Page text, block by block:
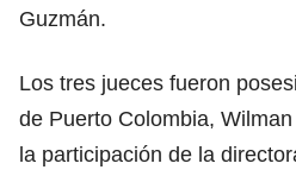
Guzmán.
Los tres jueces fueron
de Puerto Colombia,
la participación de la